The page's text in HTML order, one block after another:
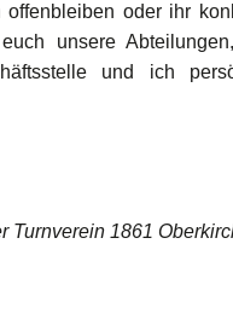
offenbleiben oder ihr
unsere
und ich
Turnverein 1861